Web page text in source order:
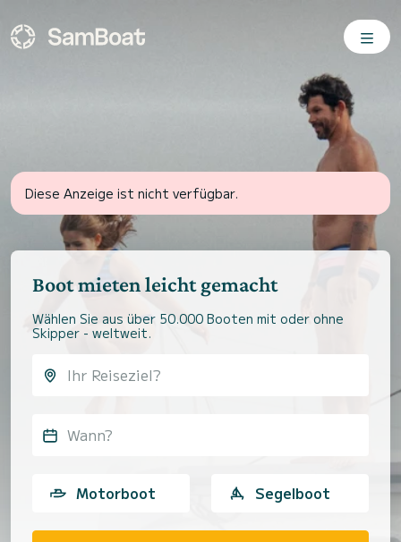
Diese Anzeige ist nicht verfügbar.
Boot mieten leicht gemacht
Wählen Sie aus über 50.000 Booten mit oder ohne
Skipper - weltweit.
Wann?
Motorboot Segelboot